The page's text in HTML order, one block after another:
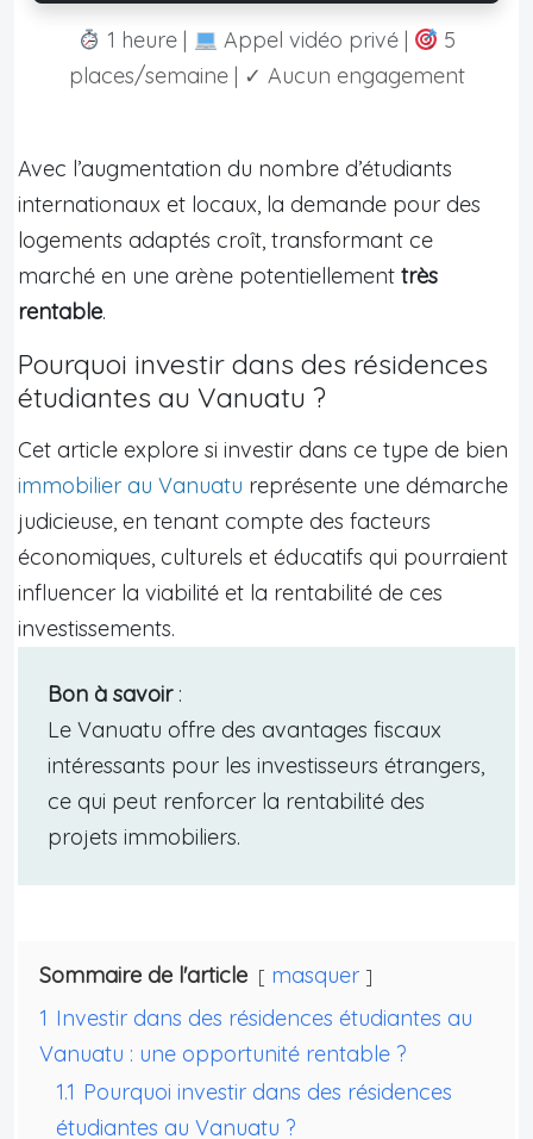
1 heure | Appel vidéo privé |
5
places/semaine | ✓ Aucun engagement
Avec l’augmentation du nombre d’étudiants
internationaux et locaux, la demande pour des
logements adaptés croît, transformant ce
marché en une arène potentiellement très
rentable.
Pourquoi investir dans des résidences
étudiantes au Vanuatu ?
Cet article explore si investir dans ce type de bien
immobilier au Vanuatu représente une démarche
judicieuse, en tenant compte des facteurs
économiques, culturels et éducatifs qui pourraient
influencer la viabilité et la rentabilité de ces
investissements.
Bon à savoir:
Le Vanuatu offre des avantages fiscaux
intéressants pour les investisseurs étrangers,
ce qui peut renforcer la rentabilité des
projets immobiliers.
Sommaire de l'article
masquer
1 Investir dans des résidences étudiantes au
Vanuatu : une opportunité rentable ?
1.1 Pourquoi investir dans des résidences
étudiantes au Vanuatu ?